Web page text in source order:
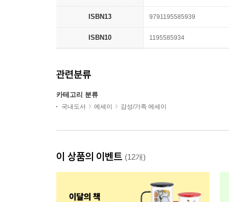
ISBN13 9791195585939
ISBN10 1195585934
관련분류
카테고리 분류
국내도서 에세이 감성/가족 에세이
이 상품의 이벤트 (12개)